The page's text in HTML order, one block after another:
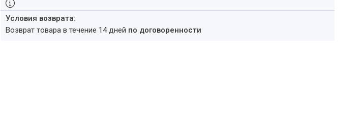
возврат товара в течение 14 дней по договоренности